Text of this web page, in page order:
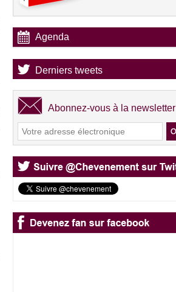
Agenda
Derniers tweets
Abonnez-vous à la newsletter